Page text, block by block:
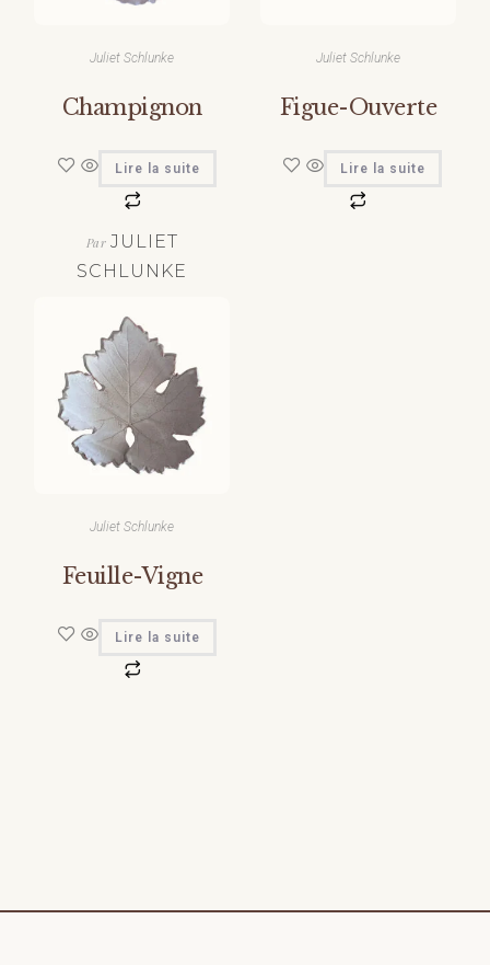
Juliet Schlunke
Champignon
Lire la suite
Juliet Schlunke
Figue-Ouverte
Lire la suite
Par JULIET
SCHLUNKE
Juliet Schlunke
Feuille-Vigne
Lire la suite